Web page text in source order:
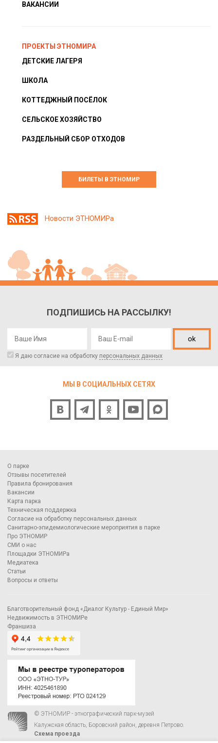
ВАКАНСИИ
ПРОЕКТЫ ЭТНОМИРА
ДЕТСКИЕ ЛАГЕРЯ
ШКОЛА
КОТТЕДЖНЫЙ ПОСЁЛОК
СЕЛЬСКОЕ ХОЗЯЙСТВО
РАЗДЕЛЬНЫЙ СБОР ОТХОДОВ
БИЛЕТЫ В ЭТНОМИР
Новости ЭТНОМИРа
ПОДПИШИСЬ НА РАССЫЛКУ!
ok
Я даю согласие на обработку персональных данных
МЫ В СОЦИАЛЬНЫХ СЕТЯХ
О парке
Отзывы посетителей
Правила бронирования
Вакансии
Карта парка
Техническая поддержка
Согласие на обработку персональных данных
Санитарно-эпидемиологические мероприятия в парке
Про ЭТНОМИР
СМИ о нас
Площадки ЭТНОМИРа
Медиатека
Статьи
Вопросы и ответы
Благотворительный фонд «Диалог Культур - Единый Мир»
Недвижимость в ЭТНОМИРе
Франшиза
© ЭТНОМИР - этнографический парк-музей
Калужская область, Боровский район, деревня Петрово.
Схема проезда